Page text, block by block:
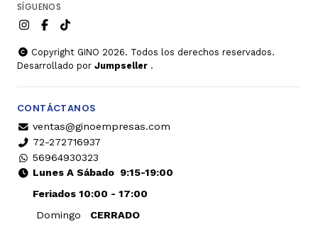
SÍGUENOS
Copyright GINO 2026. Todos los derechos reservados.
Desarrollado por Jumpseller .
CONTÁCTANOS
ventas@ginoempresas.com
72-272716937
56964930323
Lunes A Sábado9:15-19:00
Feriados 10:00 - 17:00
Domingo
CERRADO